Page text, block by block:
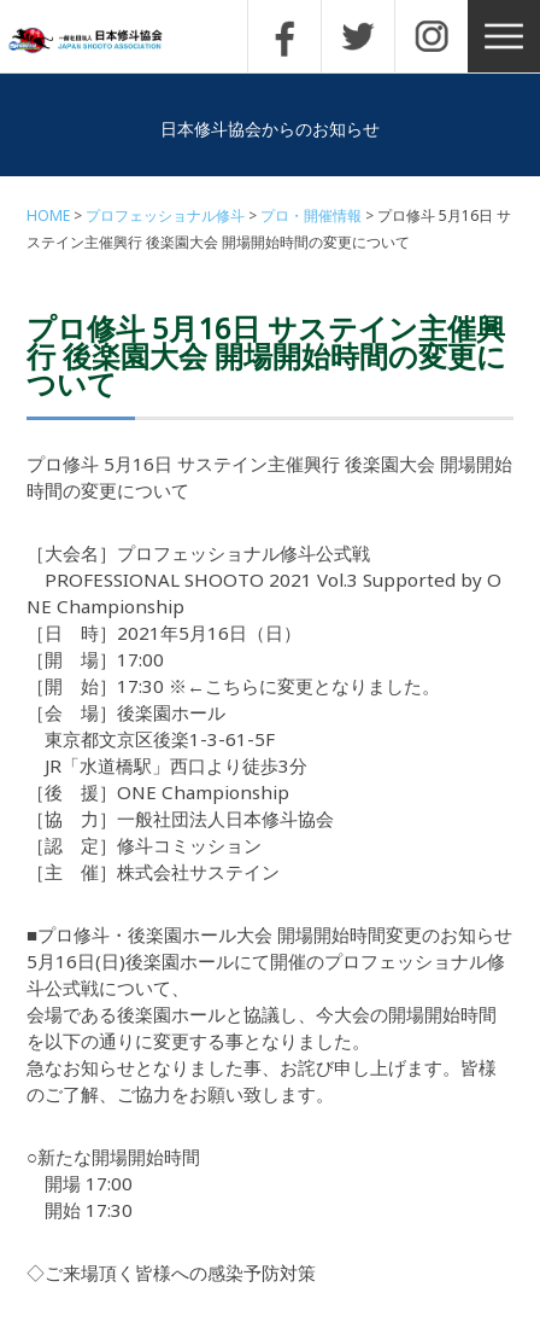
日本修斗協会からのお知らせ
HOME プロフェッショナル修斗 プロ・開催情報
プロ修斗 5月16日 サ
ステイン主催興行 後楽園大会 開場開始時間の変更について
プロ修斗 5月16日 サステイン主催興
行 後楽園大会 開場開始時間の変更に
ついて
プロ修斗 5月16日 サステイン主催興行 後楽園大会 開場開始
時間の変更について
［大会名］プロフェッショナル修斗公式戦
PROFESSIONAL SHOOTO 2021 Vol.3 Supported by O
NE Championship
［日 時］2021年5月16日（日）
［開 場］17:00
［開 始］17:30 ※←こちらに変更となりました。
［会 場］後楽園ホール
東京都文京区後楽1-3-61-5F
JR「水道橋駅」西口より徒歩3分
［後 援］ONE Championship
［協 力］一般社団法人日本修斗協会
［認 定］修斗コミッション
［主 催］株式会社サステイン
■プロ修斗・後楽園ホール大会 開場開始時間変更のお知らせ
5月16日(日)後楽園ホールにて開催のプロフェッショナル修
斗公式戦について、
会場である後楽園ホールと協議し、今大会の開場開始時間
を以下の通りに変更する事となりました。
急なお知らせとなりました事、お詫び申し上げます。皆様
のご了解、ご協力をお願い致します。
○新たな開場開始時間
開場 17:00
開始 17:30
◇ご来場頂く皆様への感染予防対策